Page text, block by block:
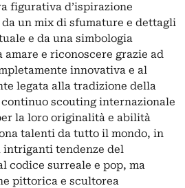
figurativa d’ispirazione
un mix di sfumature e dettagli
e da una simbologia
e riconoscere grazie ad
innovativa e al
legata alla tradizione della
scouting internazionale
la loro originalità e abilità
talenti da tutto il mondo, in
tendenze del
codice surreale e pop, ma
pittorica e scultorea